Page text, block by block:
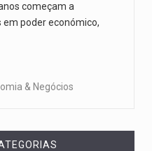
começam a
poder económico,
& Negócios